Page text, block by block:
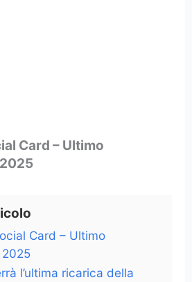
Card – Ultimo
Card – Ultimo
l’ultima ricarica della